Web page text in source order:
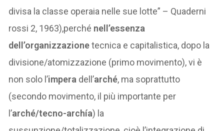
divisa la classe operaia nelle sue lotte” – Quaderni
rossi 2, 1963),perché nell’essenza
dell’organizzazionetecnica e capitalistica, dopo la
divisione/atomizzazione (primo movimento), vi è
non solo l’impera dell’arché, ma soprattutto
(secondo movimento, il più importante per
l’arché/tecno-archía) la